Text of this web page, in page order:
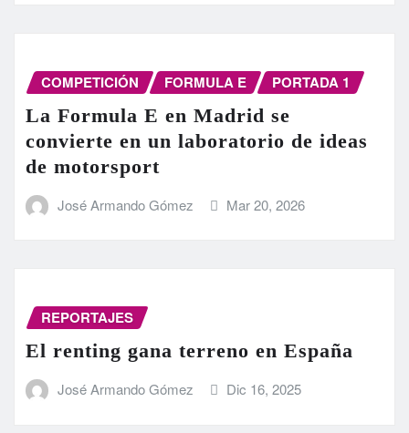
COMPETICIÓN FORMULA E PORTADA 1
La Formula E en Madrid se
convierte en un laboratorio de ideas
de motorsport
José Armando Gómez Mar 20, 2026
REPORTAJES
El renting gana terreno en España
José Armando Gómez Dic 16, 2025